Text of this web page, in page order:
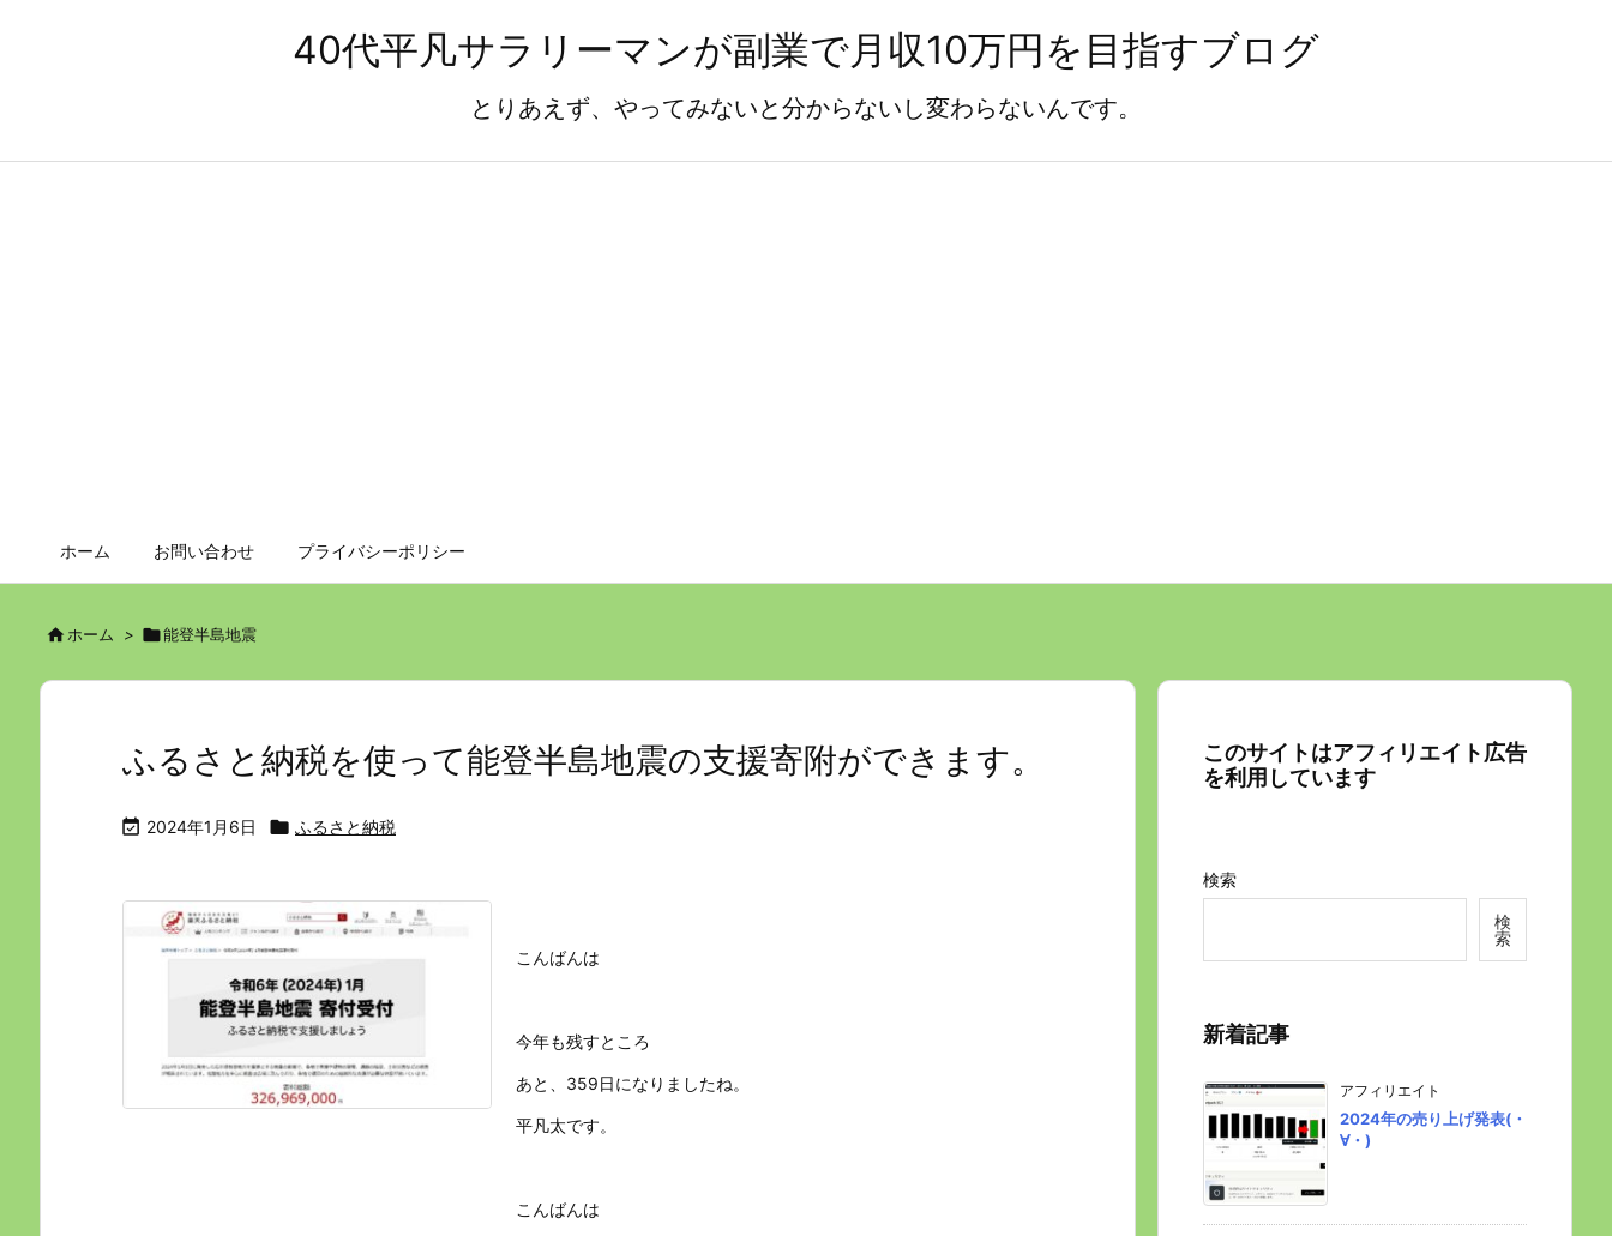
40代平凡サラリーマンが副業で月収10万円を目指すブログ
とりあえず、やってみないと分からないし変わらないんです。
ホーム お問い合わせ プライバシーポリシー
 ホーム > 能登半島地震
ふるさと納税を使って能登半島地震の支援寄附ができます。
 2024年1月6日  ふるさと納税
こんばんは
今年も残すところ
あと、359日になりましたね。
平凡太です。
こんばんは
このサイトはアフィリエイト広告
を利用しています
検索
検
索
新着記事
アフィリエイト
2024年の売り上げ発表(・
∀・)